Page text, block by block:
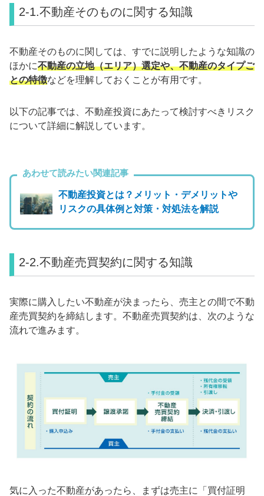
2-1.不動産そのものに関する知識
不動産そのものに関しては、すでに説明したような知識の
ほかに不動産の立地（エリア）選定や、不動産のタイプご
との特徴などを理解しておくことが有用です。
以下の記事では、不動産投資にあたって検討すべきリスク
について詳細に解説しています。
あわせて読みたい関連記事
不動産投資とは？メリット・デメリットや
リスクの具体例と対策・対処法を解説
2-2.不動産売買契約に関する知識
実際に購入したい不動産が決まったら、売主との間で不動
産売買契約を締結します。不動産売買契約は、次のような
流れで進みます。
気に入った不動産があったら、まずは売主に「買付証明